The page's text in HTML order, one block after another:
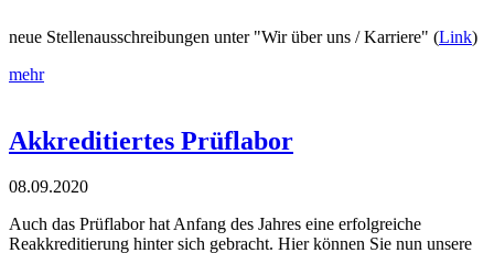
neue Stellenausschreibungen unter "Wir über uns / Karriere" (Link)
mehr
Akkreditiertes Prüflabor
08.09.2020
Auch das Prüflabor hat Anfang des Jahres eine erfolgreiche
Reakkreditierung hinter sich gebracht. Hier können Sie nun unsere